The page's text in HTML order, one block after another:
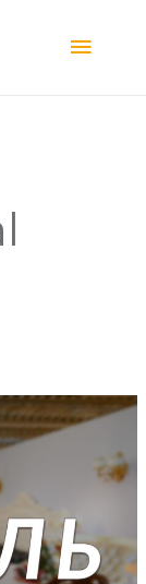
Main